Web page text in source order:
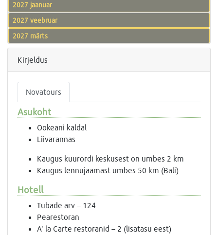
2027 jaanuar
2027 veebruar
2027 märts
Kirjeldus
Novatours
Asukoht
Ookeani kaldal
Liivarannas
Kaugus kuurordi keskusest on umbes 2 km
Kaugus lennujaamast umbes 50 km (Bali)
Hotell
Tubade arv – 124
Pearestoran
A' la Carte restoranid – 2 (lisatasu eest)